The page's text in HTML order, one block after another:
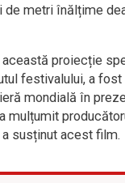
de metri înălțime
proiecție
festivalului, a fost
mondială în
mulțumit
susținut acest film.